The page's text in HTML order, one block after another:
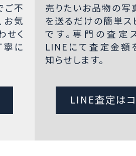
ご不
お気
せく
寧に
売りたいお品物の写
を送るだけの簡単ス
です。専門の査定
LINEにて査定金額
知らせします。
LINE査定は